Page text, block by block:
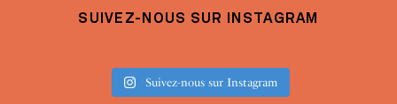
SUIVEZ-NOUS SUR INSTAGRAM
Suivez-nous sur Instagram